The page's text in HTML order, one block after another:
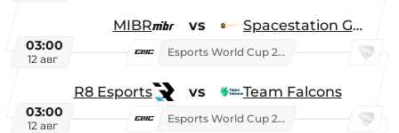
MIBR vs Spacestation Gaming
03:00
12 авг
Esports World Cup 2026
R8 Esports vs Team Falcons
03:00
12 авг
Esports World Cup 2026